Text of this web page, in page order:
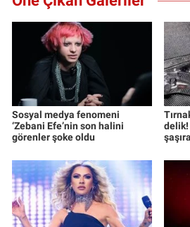
Sosyal medya fenomeni
‘Zebani Efe’nin son halini
görenler şoke oldu
delik!